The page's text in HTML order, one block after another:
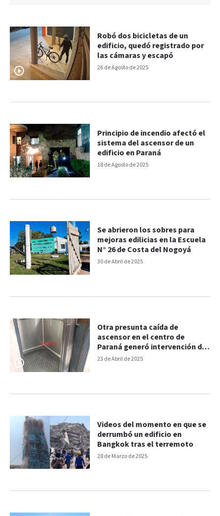
26 de Agosto de 2025
Robó dos bicicletas de un
edificio, quedó registrado por
las cámaras y escapó
18 de Agosto de 2025
Principio de incendio afectó el
sistema del ascensor de un
edificio en Paraná
30 de Abril de 2025
Se abrieron los sobres para
mejoras edilicias en la Escuela
N° 26 de Costa del Nogoyá
23 de Abril de 2025
Otra presunta caída de
ascensor en el centro de
Paraná generó intervención de
Bomberos
28 de Marzo de 2025
Videos del momento en que se
derrumbó un edificio en
Bangkok tras el terremoto